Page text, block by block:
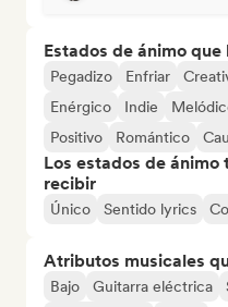
Estados de ánimo que
Pegadizo Enfriar
Enérgico
Indie
Positivo
Romántico
Los estados de
recibir
Único Sentido lyrics
Atributos musicales
Bajo Guitarra eléctrica